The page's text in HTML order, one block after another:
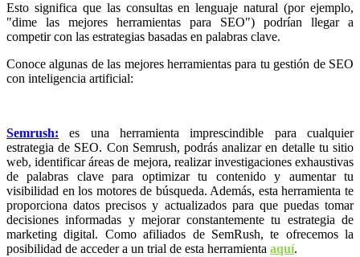
Esto significa que las consultas en lenguaje natural (por ejemplo,
"dime las mejores herramientas para SEO") podrían llegar a
competir con las estrategias basadas en palabras clave.
Conoce algunas de las mejores herramientas para tu gestión de SEO
con inteligencia artificial:
Semrush: es una herramienta imprescindible para cualquier
estrategia de SEO. Con Semrush, podrás analizar en detalle tu sitio
web, identificar áreas de mejora, realizar investigaciones exhaustivas
de palabras clave para optimizar tu contenido y aumentar tu
visibilidad en los motores de búsqueda. Además, esta herramienta te
proporciona datos precisos y actualizados para que puedas tomar
decisiones informadas y mejorar constantemente tu estrategia de
marketing digital. Como afiliados de SemRush, te ofrecemos la
posibilidad de acceder a un trial de esta herramienta aquí.